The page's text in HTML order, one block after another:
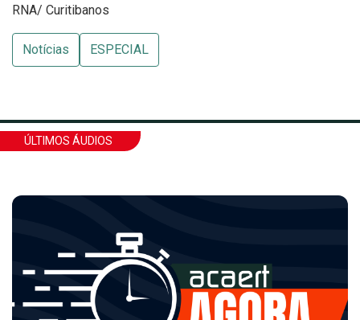
RNA/ Curitibanos
Notícias ESPECIAL
ÚLTIMOS ÁUDIOS